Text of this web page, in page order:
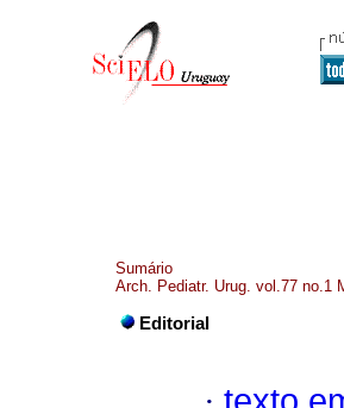
Sumário
Arch. Pediatr. Urug. vol.77 no.1
Editorial